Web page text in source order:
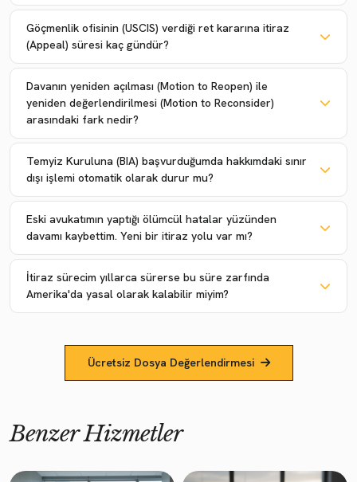
Göçmenlik ofisinin (USCIS) verdiği ret kararına itiraz
(Appeal) süresi kaç gündür?
Davanın yeniden açılması (Motion to Reopen) ile
yeniden değerlendirilmesi (Motion to Reconsider)
arasındaki fark nedir?
Temyiz Kuruluna (BIA) başvurduğumda hakkımdaki sınır
dışı işlemi otomatik olarak durur mu?
Eski avukatımın yaptığı ölümcül hatalar yüzünden
davamı kaybettim. Yeni bir itiraz yolu var mı?
İtiraz sürecim yıllarca sürerse bu süre zarfında
Amerika'da yasal olarak kalabilir miyim?
Ücretsiz Dosya Değerlendirmesi
Benzer Hizmetler